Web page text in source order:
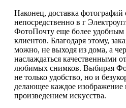
Наконец, доставка фотографий
непосредственно в г
ФотоПочту еще более
клиентов. Благодаря этому,
можно, не выходя из дома, а
наслаждаться качественными
любимых снимков. Выбирая
не только удобство, но и
делающее каждое изображение
произведением искусства.